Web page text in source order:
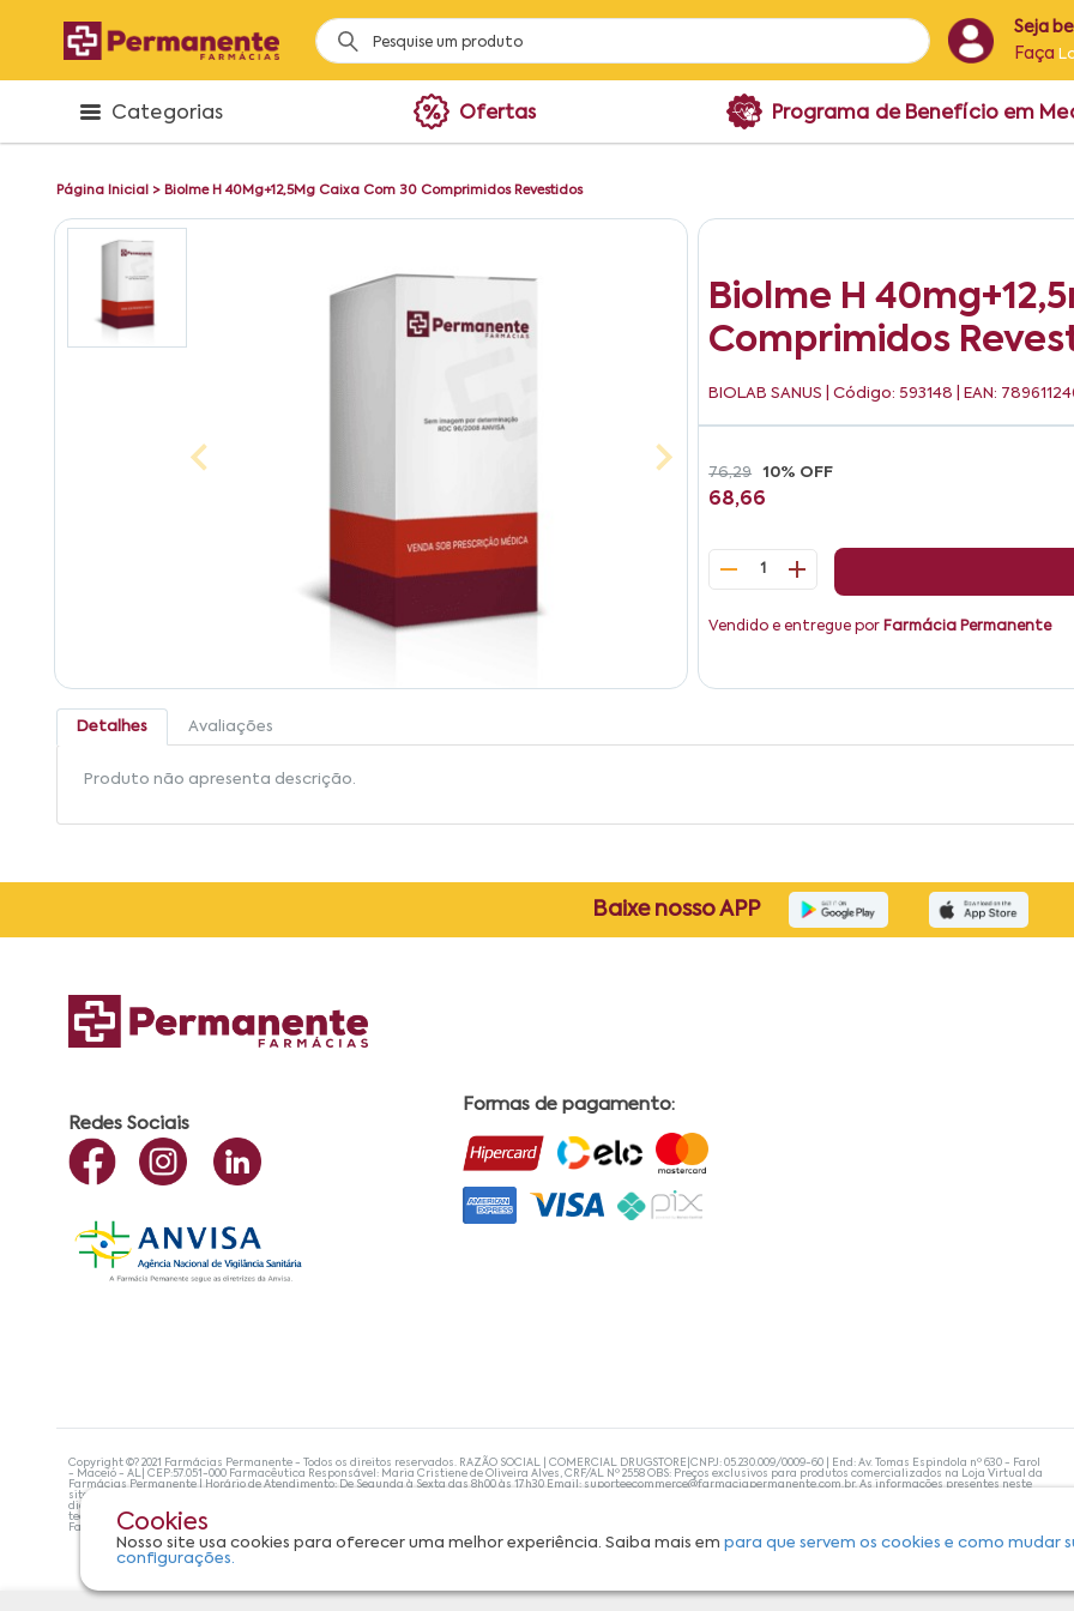
Seja
Faça
Categorias Ofertas Programa de Benefício em
Página Inicial > Biolme H 40Mg+12,5Mg Caixa Com 30 Comprimidos Revestidos
Biolme H
Comprimidos
BIOLAB SANUS | Código: 593148 | EAN:
76,29 10% OFF
68,66
1
Vendido e entregue por Farmácia Permanente
Detalhes Avaliações
Produto não apresenta descrição.
Cookies
Nosso site usa cookies para oferecer uma melhor experiência. Saiba mais empara que servem os cookies e como mudar
configurações.
Baixe nosso APP
Redes Sociais
Formas de pagamento:
Copyright ©? 2021 Farmácias Permanente - Todos os direitos reservados. RAZÃO SOCIAL | COMERCIAL DRUGSTORE|CNPJ: 05.230.009/0009-60 | End: Av. Tomas Espindola nº 630 - Farol
- Maceió - AL| CEP:57.051-000 Farmacêutica Responsável: Maria Cristiene de Oliveira Alves, CRF/AL Nº 2558 OBS: Preços exclusivos para produtos comercializados na Loja Virtual da
Farmácias Permanente | Horário de Atendimento: De Segunda à Sexta das 8h00 às 17h30 Email: suporteecommerce@farmaciapermanente.com.br. As informações presentes neste
site não devem ser utilizadas para automedicação e, de forma alguma, substituem as orientações de um profissional da área médica. Apenas o médico está capacitado para
diagnosticar problemas de saúde e prescrever o tratamento adequado. Se os sintomas persistirem, um médico deve ser consultado. A Farmácia Permanente trabalha com as
tecnologias mais avançadas de proteção de dados, para que você possa realizar suas compras com tranquilidade. A privacidade e a segurança dos clientes são compromissos da
Farmácias Permanente. Todos os pedidos efetuados estão sujeitos à confirmação da disponibilidade de produto em nosso estoque.